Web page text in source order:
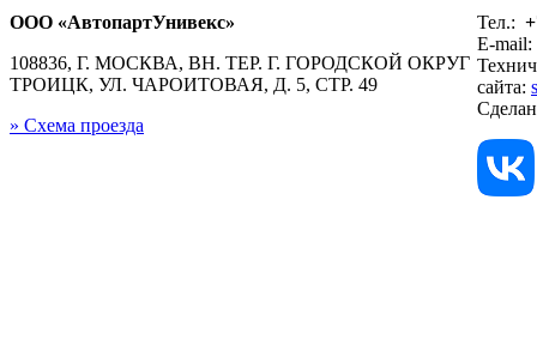
ООО «АвтопартУнивекс»
108836, Г. МОСКВА, ВН. ТЕР. Г. ГОРОДСКОЙ ОКРУГ
ТРОИЦК, УЛ. ЧАРОИТОВАЯ, Д. 5, СТР. 49
» Схема проезда
Тел.:
E-mail:
сайта: